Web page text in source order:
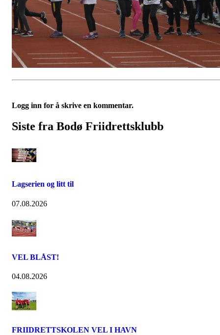
Logg inn for å skrive en kommentar.
Siste fra Bodø Friidrettsklubb
Lagserien og litt til
07.08.2026
VEL BLÅST!
04.08.2026
FRIIDRETTSKOLEN VEL I HAVN